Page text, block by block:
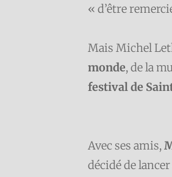
« d’être
Mais Michel
monde, de la
festival de
Avec ses amis,
décidé de